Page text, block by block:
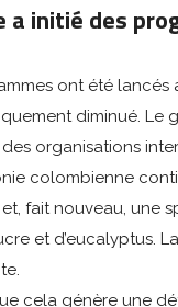
a initié des
ont été lancés
diminué. Le
organisations
colombienne
fait nouveau, une
et d’eucalyptus.
cela génère une